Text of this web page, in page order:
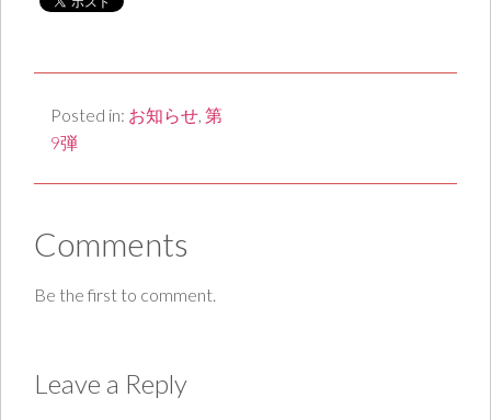
Posted in: お知らせ, 第
9弾
Comments
Be the first to comment.
Leave a Reply